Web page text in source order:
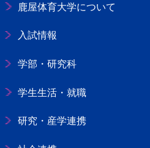
鹿屋体育大学について
入試情報
学部・研究科
学生生活・就職
研究・産学連携